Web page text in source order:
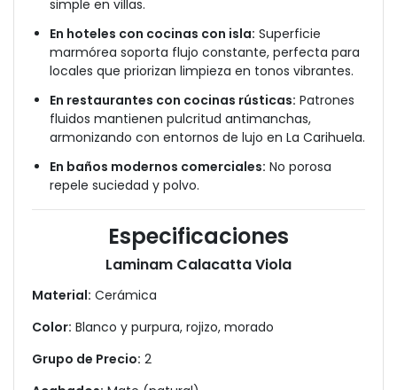
simple en villas.
En hoteles con cocinas con isla: Superficie
marmórea soporta flujo constante, perfecta para
locales que priorizan limpieza en tonos vibrantes.
En restaurantes con cocinas rústicas: Patrones
fluidos mantienen pulcritud antimanchas,
armonizando con entornos de lujo en La Carihuela.
En baños modernos comerciales: No porosa
repele suciedad y polvo.
Especificaciones
Laminam Calacatta Viola
Material: Cerámica
Color: Blanco y purpura, rojizo, morado
Grupo de Precio: 2